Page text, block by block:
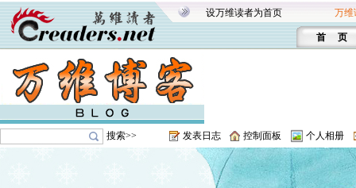
设万维读者为首页 万维
首 页
搜索>> 发表日志 控制面板 个人相册